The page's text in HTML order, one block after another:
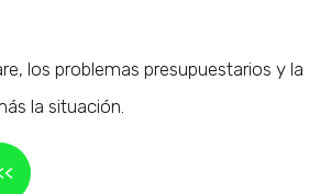
los problemas presupuestarios y la
la situación.